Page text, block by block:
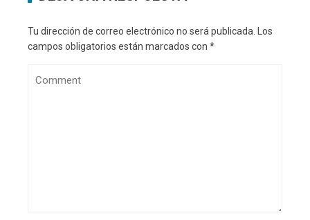
Tu dirección de correo electrónico no será publicada.
Los
campos obligatorios están marcados con *